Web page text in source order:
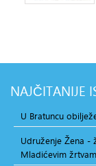
NAJČITANIJE
U Bratuncu
Udruženje Žena -
Mladićevim